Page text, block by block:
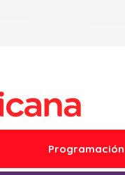
Programación